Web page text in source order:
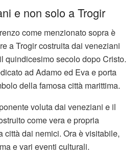
e non solo a Trogir
come menzionato sopra è
a Trogir costruita dai veneziani
quindicesimo secolo dopo Cristo.
ad Adamo ed Eva e porta
della famosa città marittima.
voluta dai veneziani e il
come vera e propria
città dai nemici. Ora è visitabile,
e vari eventi culturali.